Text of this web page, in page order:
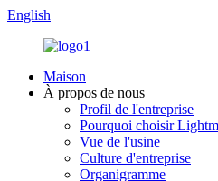
English
Maison
À propos de nous
Profil de l'entreprise
Pourquoi choisir
Vue de l'usine
Culture d'entreprise
Organigramme